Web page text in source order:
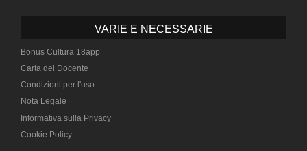
VARIE E NECESSARIE
Bonus Cultura 18app
Carta del Docente
Condizioni per l'uso
Nota Legale
Informativa sulla Privacy
Cookie Policy